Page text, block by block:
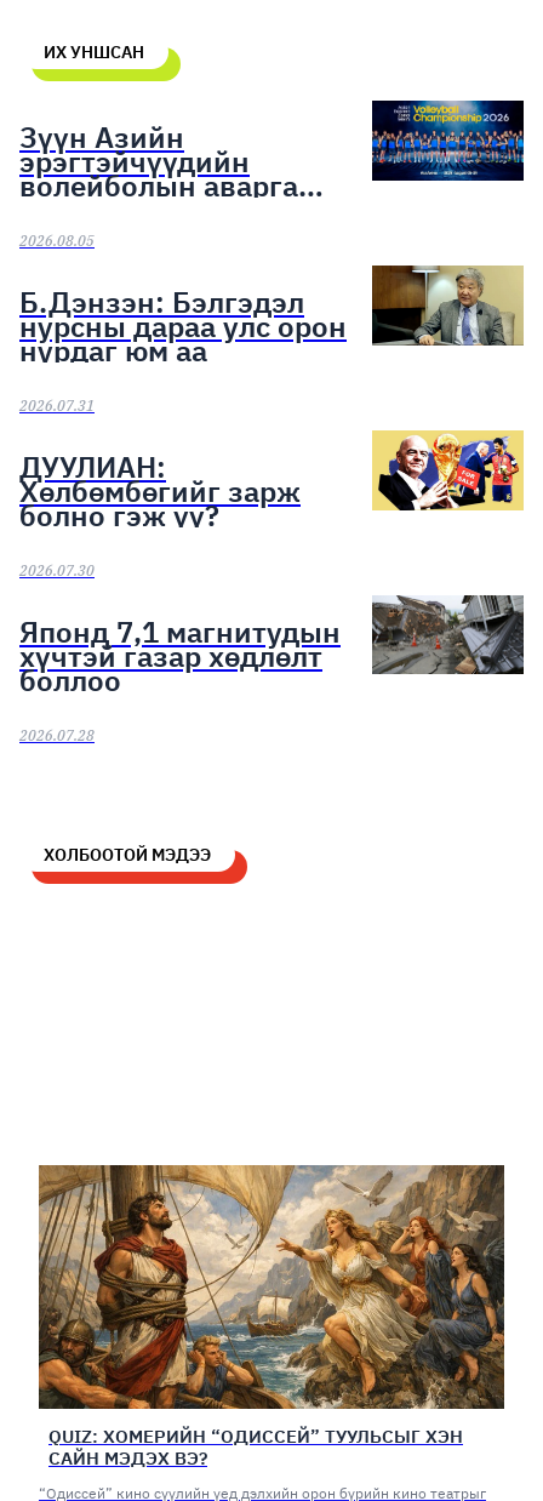
ИХ УНШСАН
Зүүн Азийн
эрэгтэйчүүдийн
волейболын аварга
шалгаруулах тэмцээн
эхэллээ
2026.08.05
Б.Дэнзэн: Бэлгэдэл
нурсны дараа улс орон
нурдаг юм аа
2026.07.31
ДУУЛИАН:
Хөлбөмбөгийг зарж
болно гэж үү?
2026.07.30
Японд 7,1 магнитудын
хүчтэй газар хөдлөлт
боллоо
2026.07.28
ХОЛБООТОЙ МЭДЭЭ
QUIZ: ХОМЕРИЙН “ОДИССЕЙ” ТУУЛЬСЫГ ХЭН
САЙН МЭДЭХ ВЭ?
“Одиссей” кино сүүлийн үед дэлхийн орон бүрийн кино театрыг